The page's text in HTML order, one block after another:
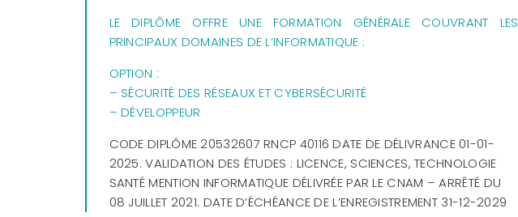
LE DIPLÔME OFFRE UNE FORMATION GÉNÉRALE COUVRANT LES
PRINCIPAUX DOMAINES DE L’INFORMATIQUE :
OPTION :
– SÉCURITÉ DES RÉSEAUX ET CYBERSÉCURITÉ
– DÉVELOPPEUR
CODE DIPLÔME 20532607RNCP 40116 DATE DE DÉLIVRANCE 01-01-
2025. VALIDATION DES ÉTUDES : LICENCE, SCIENCES, TECHNOLOGIE
SANTÉ MENTION INFORMATIQUE DÉLIVRÉE PAR LE CNAM – ARRÊTÉ DU
08 JUILLET 2021. DATE D’ÉCHÉANCE DE L’ENREGISTREMENT 31-12-2029